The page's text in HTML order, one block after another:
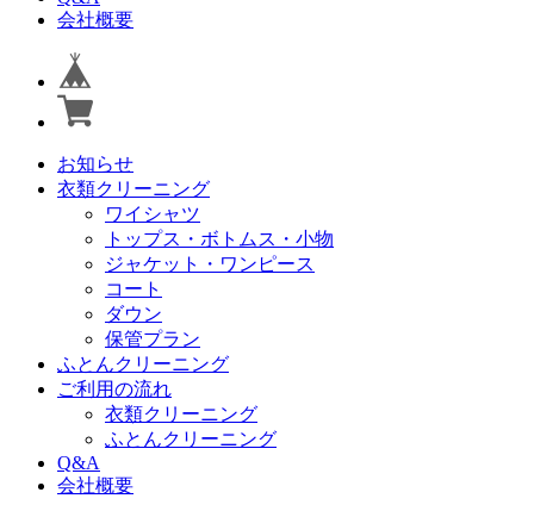
会社概要
お知らせ
衣類クリーニング
ワイシャツ
トップス・ボトムス・小物
ジャケット・ワンピース
コート
ダウン
保管プラン
ふとんクリーニング
ご利用の流れ
衣類クリーニング
ふとんクリーニング
Q&A
会社概要